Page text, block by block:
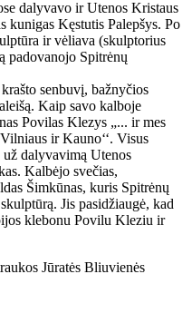
dalyvavo ir Utenos Kristaus
kunigas Kęstutis Palepšys. Po
ir vėliava (skulptorius
padovanojo Spitrėnų
senbuvį, bažnyčios
Kaip savo kalboje
Povilas Klezys „... ir mes
ir Kauno‘‘. Visus
dalyvavimą Utenos
Kalbėjo svečias,
Šimkūnas, kuris Spitrėnų
Jis pasidžiaugė, kad
klebonu Povilu Kleziu ir
Jūratės Bliuvienės